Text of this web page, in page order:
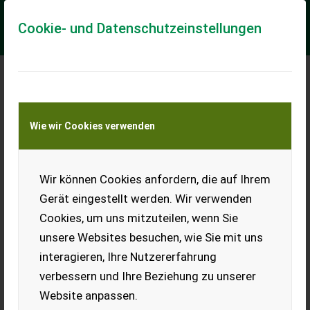
Cookie- und Datenschutzeinstellungen
Wie wir Cookies verwenden
Wir können Cookies anfordern, die auf Ihrem
Gerät eingestellt werden. Wir verwenden
Cookies, um uns mitzuteilen, wenn Sie
unsere Websites besuchen, wie Sie mit uns
interagieren, Ihre Nutzererfahrung
verbessern und Ihre Beziehung zu unserer
Website anpassen.
Meine Transportkostenanfrage
Transport von Land- und Baumaschinen –
KEINE Tiertransporte
Div. Container, Preis
ab.
Verschiedene Größen,
Zustände und Preise.
EUR 0